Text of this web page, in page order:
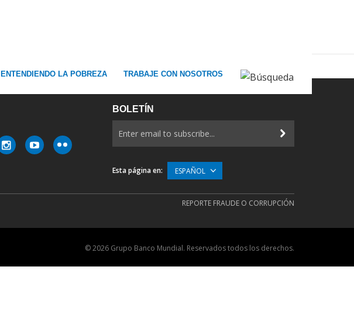
ENTENDIENDO LA POBREZA TRABAJE CON NOSOTROS
BOLETÍN
Esta página en: ESPAÑOL
REPORTE FRAUDE O CORRUPCIÓN
©2026 Grupo Banco Mundial. Reservados todos los derechos.